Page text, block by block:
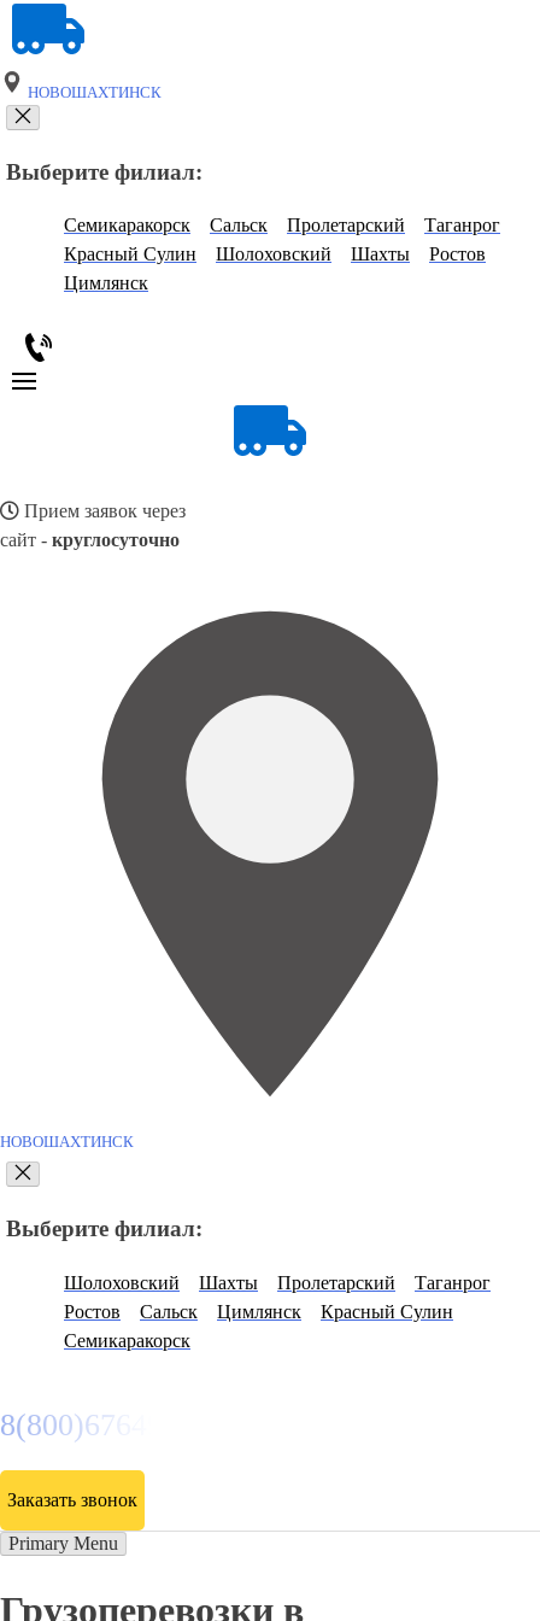
НОВОШАХТИНСК
Выберите филиал:
Семикаракорск Сальск Пролетарский
Таганрог
Красный Сулин
Шолоховский Шахты
Ростов
Цимлянск
Прием заявок через
сайт - круглосуточно
НОВОШАХТИНСК
Выберите филиал:
Шолоховский Шахты Пролетарский
Таганрог
Ростов
Сальск Цимлянск
Красный Сулин
Семикаракорск
8(800)6764935
Заказать звонок
Primary Menu
Грузоперевозки в